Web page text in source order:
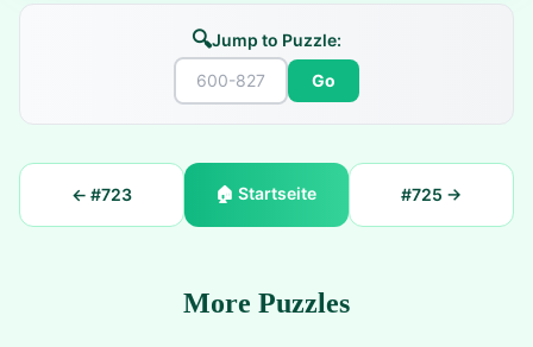
🔍Jump to Puzzle:
Go
← #723 🏠Startseite #725 →
More Puzzles